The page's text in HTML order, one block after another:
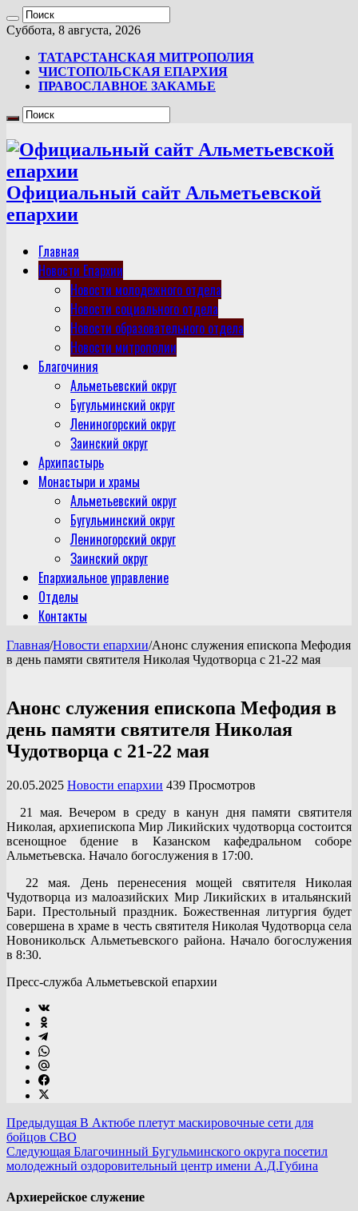
Суббота, 8 августа, 2026
ТАТАРСТАНСКАЯ МИТРОПОЛИЯ
ЧИСТОПОЛЬСКАЯ ЕПАРХИЯ
ПРАВОСЛАВНОЕ ЗАКАМЬЕ
Официальный сайт Альметьевской
епархии
Главная
Новости Епархии
Новости молодежного отдела
Новости социального отдела
Новости образовательного отдела
Новости митрополии
Благочиния
Альметьевский округ
Бугульминский округ
Лениногорский округ
Заинский округ
Архипастырь
Монастыри и храмы
Альметьевский округ
Бугульминский округ
Лениногорский округ
Заинский округ
Епархиальное управление
Отделы
Контакты
Главная/Новости епархии/Анонс служения епископа Мефодия
в день памяти святителя Николая Чудотворца с 21-22 мая
Анонс служения епископа Мефодия в
день памяти святителя Николая
Чудотворца с 21-22 мая
20.05.2025 Новости епархии 439 Просмотров
21 мая. Вечером в среду в канун дня памяти святителя
Николая, архиепископа Мир Ликийских чудотворца состоится
всенощное бдение в Казанском кафедральном соборе
Альметьевска. Начало богослужения в 17:00.
22 мая. День перенесения мощей святителя Николая
Чудотворца из малоазийских Мир Ликийских в итальянский
Бари. Престольный праздник. Божественная литургия будет
совершена в храме в честь святителя Николая Чудотворца села
Новоникольск Альметьевского района. Начало богослужения
в 8:30.
Пресс-служба Альметьевской епархии
Предыдущая В Актюбе плетут маскировочные сети для
бойцов СВО
Следующая Благочинный Бугульминского округа посетил
молодежный оздоровительный центр имени А.Д.Губина
Архиерейское служение